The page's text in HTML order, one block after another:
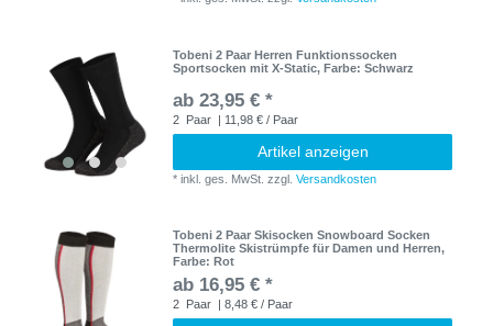
Tobeni 2 Paar Herren Funktionssocken
Sportsocken mit X-Static, Farbe: Schwarz
ab 23,95 € *
2 Paar | 11,98 € / Paar
Artikel anzeigen
*inkl. ges. MwSt. zzgl.Versandkosten
Tobeni 2 Paar Skisocken Snowboard Socken
Thermolite Skistrümpfe für Damen und Herren,
Farbe: Rot
ab 16,95 € *
2 Paar | 8,48 € / Paar